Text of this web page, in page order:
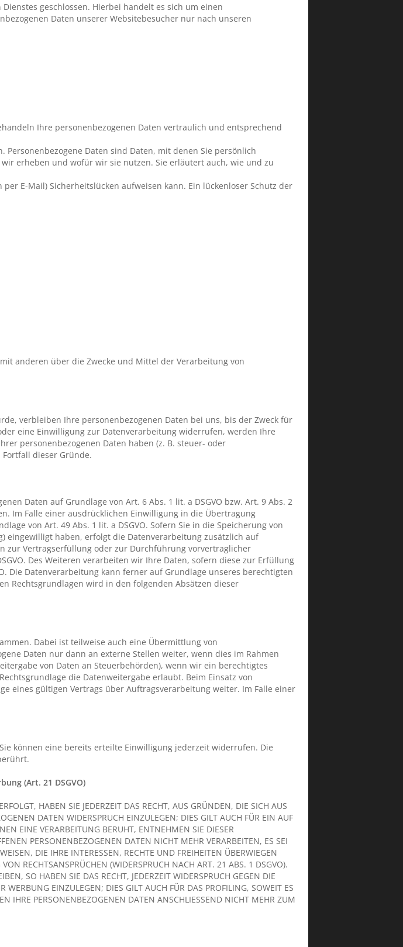
geschlossen. Hierbei handelt es sich um einen
Daten unserer Websitebesucher nur nach unseren
Ihre personenbezogenen Daten vertraulich und entsprechend
Daten sind Daten, mit denen Sie persönlich
erheben und wofür wir sie nutzen. Sie erläutert auch, wie und zu
E-Mail) Sicherheitslücken aufweisen kann. Ein lückenloser Schutz der
anderen über die Zwecke und Mittel der Verarbeitung von
verbleiben Ihre personenbezogenen Daten bei uns, bis der Zweck für
eine Einwilligung zur Datenverarbeitung widerrufen, werden Ihre
personenbezogenen Daten haben (z. B. steuer- oder
dieser Gründe.
Daten auf Grundlage von Art. 6 Abs. 1 lit. a DSGVO bzw. Art. 9 Abs. 2
Im Falle einer ausdrücklichen Einwilligung in die Übertragung
von Art. 49 Abs. 1 lit. a DSGVO. Sofern Sie in die Speicherung von
eingewilligt haben, erfolgt die Datenverarbeitung zusätzlich auf
zur Vertragserfüllung oder zur Durchführung vorvertraglicher
Des Weiteren verarbeiten wir Ihre Daten, sofern diese zur Erfüllung
Die Datenverarbeitung kann ferner auf Grundlage unseres berechtigten
Rechtsgrundlagen wird in den folgenden Absätzen dieser
Dabei ist teilweise auch eine Übermittlung von
Daten nur dann an externe Stellen weiter, wenn dies im Rahmen
von Daten an Steuerbehörden), wenn wir ein berechtigtes
die Datenweitergabe erlaubt. Beim Einsatz von
eines gültigen Vertrags über Auftragsverarbeitung weiter. Im Falle einer
können eine bereits erteilte Einwilligung jederzeit widerrufen. Die
(Art. 21 DSGVO)
HABEN SIE JEDERZEIT DAS RECHT, AUS GRÜNDEN, DIE SICH AUS
DATEN WIDERSPRUCH EINZULEGEN; DIES GILT AUCH FÜR EIN AUF
EINE VERARBEITUNG BERUHT, ENTNEHMEN SIE DIESER
PERSONENBEZOGENEN DATEN NICHT MEHR VERARBEITEN, ES SEI
DIE IHRE INTERESSEN, RECHTE UND FREIHEITEN ÜBERWIEGEN
RECHTSANSPRÜCHEN (WIDERSPRUCH NACH ART. 21 ABS. 1 DSGVO).
SO HABEN SIE DAS RECHT, JEDERZEIT WIDERSPRUCH GEGEN DIE
WERBUNG EINZULEGEN; DIES GILT AUCH FÜR DAS PROFILING, SOWEIT ES
IHRE PERSONENBEZOGENEN DATEN ANSCHLIESSEND NICHT MEHR ZUM